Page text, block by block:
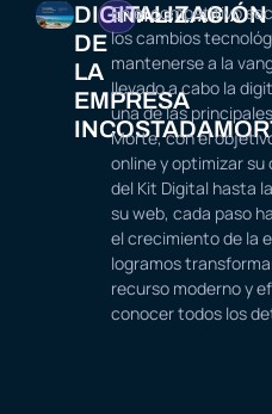
DIGITALIZACIÓN
DE
LA
EMPRESA
INMOBILIARIA
En el competitivo
los cambios
mantenerse a la
llevado a cabo la
una de las
Morte, con el
online y optimizar
del Kit Digital hasta
su web, cada paso
el crecimiento de la
logramos
recurso moderno y
conocer todos los